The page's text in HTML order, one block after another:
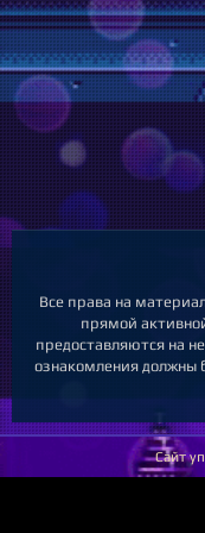
Все права на
прямой
предоставляются на
ознакомления должны
Сайт